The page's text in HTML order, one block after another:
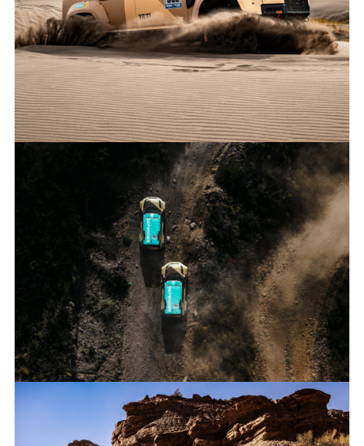
DEFENDER RALLY TRIUMPHS IN ARGENTINA AS ALL THREE
CARS COMPLETE DESAFÍO RUTA 40
X
DEFENDER RALLY TRIUMPHS IN ARGENTINA AS ALL THREE
CARS COMPLETE DESAFÍO RUTA 40